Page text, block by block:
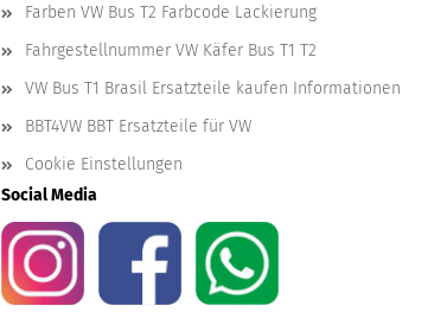
Farben VW Bus T2 Farbcode Lackierung
Fahrgestellnummer VW Käfer Bus T1 T2
VW Bus T1 Brasil Ersatzteile kaufen Informationen
BBT4VW BBT Ersatzteile für VW
Cookie Einstellungen
Social Media